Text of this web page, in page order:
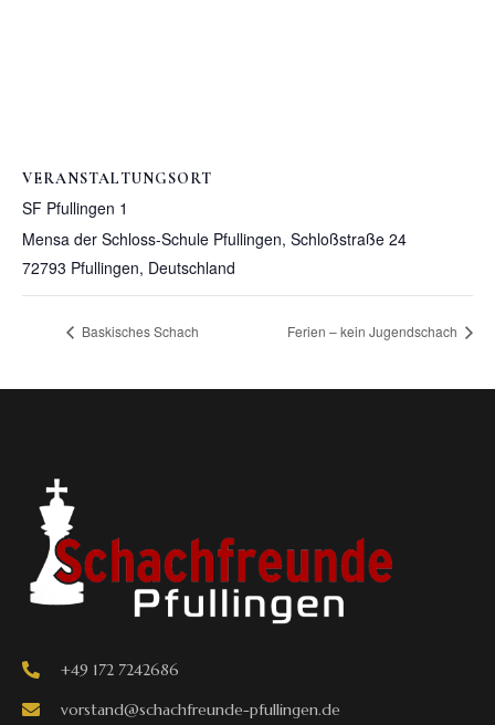
VERANSTALTUNGSORT
SF Pfullingen 1
Mensa der Schloss-Schule Pfullingen, Schloßstraße 24
72793 Pfullingen, Deutschland
Baskisches Schach Ferien – kein Jugendschach
+49 172 7242686
vorstand@schachfreunde-pfullingen.de